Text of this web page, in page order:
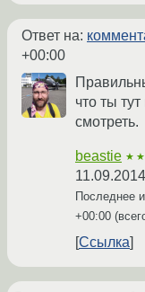
Ответ на:
+00:00
что ты
смотреть.
beastie
Последнее
+00:00
Ссылка